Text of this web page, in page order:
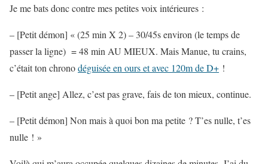
Je me bats donc contre mes petites voix intérieures :
– [Petit démon] « (25 min X 2) – 30/45s environ (le temps de
passer la ligne) = 48 min AU MIEUX. Mais Manue, tu crains,
c’était ton chronodéguisée en ours et avec 120m de D+ !
– [Petit ange] Allez, c’est pas grave, fais de ton mieux, continue.
– [Petit démon] Non mais à quoi bon ma petite ? T’es nulle, t’es
nulle ! »